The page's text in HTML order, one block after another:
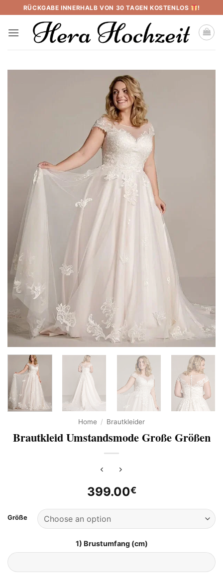
to
content
RÜCKGABE INNERHALB VON 30 TAGEN KOSTENLOS !
Home / Brautkleider
Brautkleid Umstandsmode Große Größen
399.00€
Größe
1) Brustumfang (cm)